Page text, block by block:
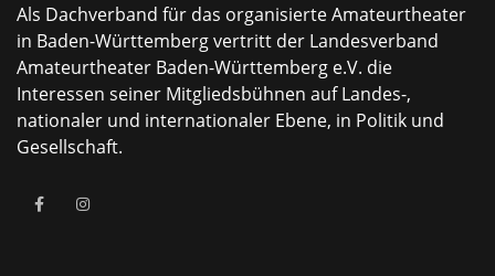
Als Dachverband für das organisierte Amateurtheater
in Baden-Württemberg vertritt der Landesverband
Amateurtheater Baden-Württemberg e.V. die
Interessen seiner Mitgliedsbühnen auf Landes-,
nationaler und internationaler Ebene, in Politik und
Gesellschaft.